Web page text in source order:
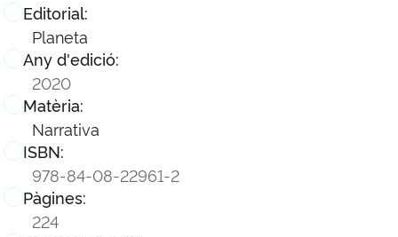
Editorial:
Planeta
Any d'edició:
2020
Matèria:
Narrativa
ISBN:
978-84-08-22961-2
Pàgines:
224